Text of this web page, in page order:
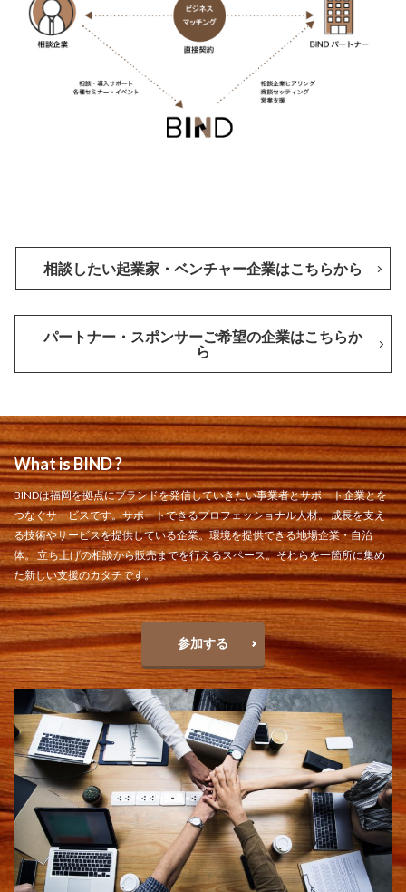
相談したい起業家・ベンチャー企業はこちらから
パートナー・スポンサーご希望の企業はこちらか
ら
What is BIND ?
BINDは福岡を拠点にブランドを発信していきたい事業者とサポート企業とを
つなぐサービスです。サポートできるプロフェッショナル⼈材。 成⻑を⽀え
る技術やサービスを提供している企業。環境を提供できる地場企業・⾃治
体。 ⽴ち上げの相談から販売までを⾏えるスペース。それらを⼀箇所に集め
た新しい⽀援のカタチです。
参加する